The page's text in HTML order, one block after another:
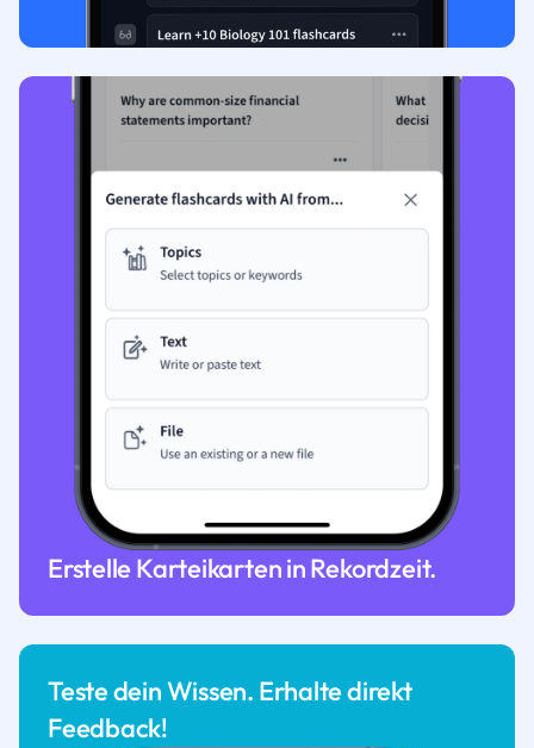
Erstelle Karteikarten in Rekordzeit.
Teste dein Wissen. Erhalte direkt
Feedback!